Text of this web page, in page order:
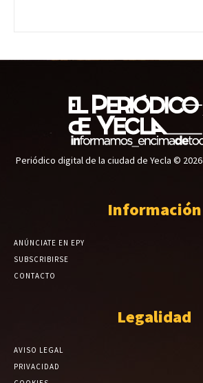
Periódico digital de la ciudad de Yecla © 2026
Información
ANÚNCIATE EN EPY
SUBSCRIBIRSE
CONTACTO
Legalidad
AVISO LEGAL
PRIVACIDAD